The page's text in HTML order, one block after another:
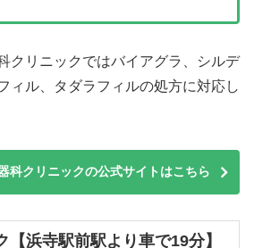
クリニックではバイアグラ、シルデ
ィル、タダラフィルの処方に対応し
科クリニックの公式サイトはこちら
【浜寺駅前駅より車で19分】